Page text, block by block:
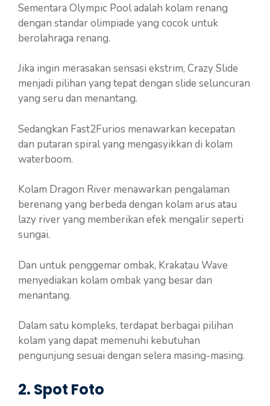
Sementara Olympic Pool adalah kolam renang
dengan standar olimpiade yang cocok untuk
berolahraga renang.
Jika ingin merasakan sensasi ekstrim, Crazy Slide
menjadi pilihan yang tepat dengan slide seluncuran
yang seru dan menantang.
Sedangkan Fast2Furios menawarkan kecepatan
dan putaran spiral yang mengasyikkan di kolam
waterboom.
Kolam Dragon River menawarkan pengalaman
berenang yang berbeda dengan kolam arus atau
lazy river yang memberikan efek mengalir seperti
sungai.
Dan untuk penggemar ombak, Krakatau Wave
menyediakan kolam ombak yang besar dan
menantang.
Dalam satu kompleks, terdapat berbagai pilihan
kolam yang dapat memenuhi kebutuhan
pengunjung sesuai dengan selera masing-masing.
2. Spot Foto